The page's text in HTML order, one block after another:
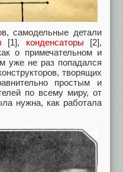
самодельные детали
[1], конденсаторы [2],
о примечательном и
уже не раз попадался
творящих
простым и
по всему миру, от
нужна, как работала